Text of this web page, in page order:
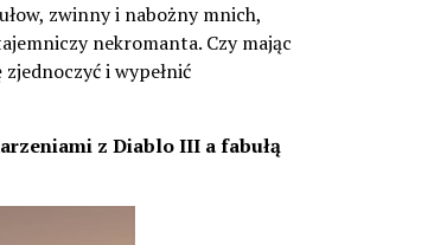
zwinny i nabożny mnich,
nekromanta. Czy mając
zjednoczyć i wypełnić
z Diablo III a fabułą